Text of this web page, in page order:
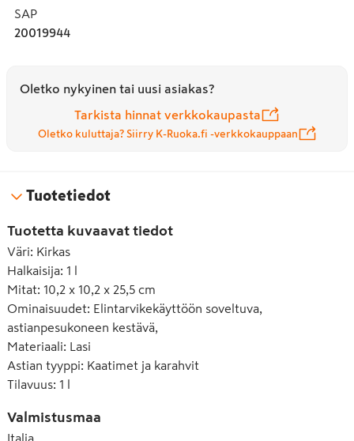
SAP
20019944
Oletko nykyinen tai uusi asiakas?
Tarkista hinnat verkkokaupasta
Oletko kuluttaja? Siirry K-Ruoka.fi -verkkokauppaan
Tuotetiedot
Tuotetta kuvaavat tiedot
Väri: Kirkas
Halkaisija: 1 l
Mitat: 10,2 x 10,2 x 25,5 cm
Ominaisuudet: Elintarvikekäyttöön soveltuva,
astianpesukoneen kestävä,
Materiaali: Lasi
Astian tyyppi: Kaatimet ja karahvit
Tilavuus: 1 l
Valmistusmaa
Italia